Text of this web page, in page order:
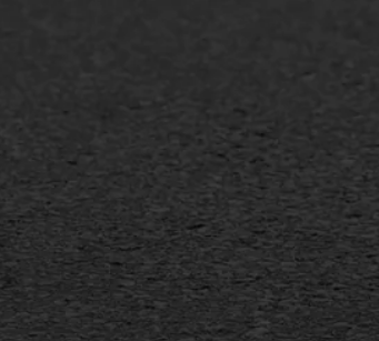
Bitumineuze voegvulling
Gietasfalt reparatie
Verwijderen markering